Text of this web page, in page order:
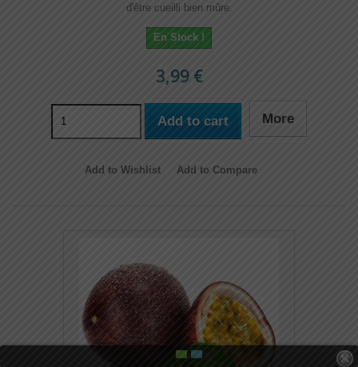
d'être cueilli bien mûre.
En Stock !
3,99 €
Add to cart More
Add to Wishlist Add to Compare